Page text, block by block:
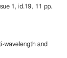
1, id.19, 11 pp.
wavelength and